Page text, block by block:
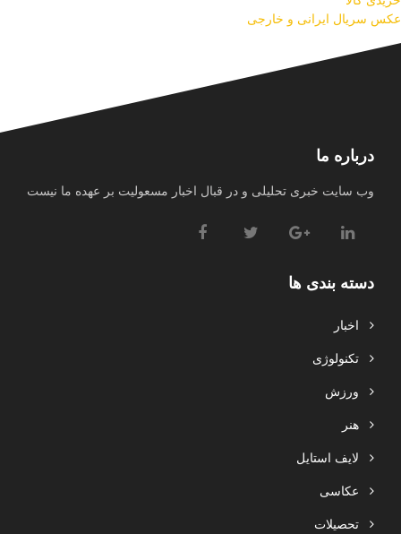
عکس سریال ایرانی و خارجی
درباره ما
وب سایت خبری تحلیلی و در قبال اخبار مسعولیت بر عهده ما نیست
دسته بندی ها
اخبار
تکنولوژی
ورزش
هنر
لایف استایل
عکاسی
تحصیلات